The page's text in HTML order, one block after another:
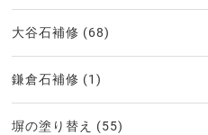
大谷石補修 (68)
鎌倉石補修 (1)
塀の塗り替え (55)